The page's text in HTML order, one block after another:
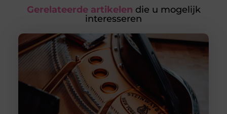
Gerelateerde artikelen die u mogelijk
interesseren